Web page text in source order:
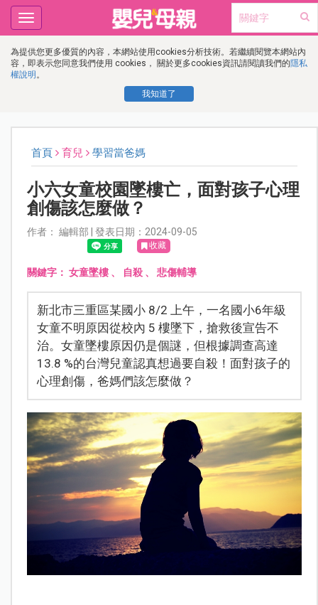
為提供您更多優質的內容，本網站使用cookies分析技術。若繼續閱覽本網站內
容，即表示您同意我們使用 cookies， 關於更多cookies資訊請閱讀我們的隱私
權說明 。
我知道了
Toggle
navigation
首頁 育兒 學習當爸媽
小六女童校園墜樓亡，面對孩子心理
創傷該怎麼做？
作者： 編輯部 | 發表日期：2024-09-05
收藏
關鍵字： 女童墜樓、 自殺、 悲傷輔導
新北市三重區某國小 8/2 上午，一名國小6年級
女童不明原因從校內 5 樓墜下，搶救後宣告不
治。女童墜樓原因仍是個謎，但根據調查高達
13.8 %的台灣兒童認真想過要自殺！面對孩子的
心理創傷，爸媽們該怎麼做？